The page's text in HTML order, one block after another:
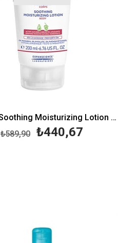
Mustela Soothing Moisturizing Lotion 200ml
₺440,67
₺589,90